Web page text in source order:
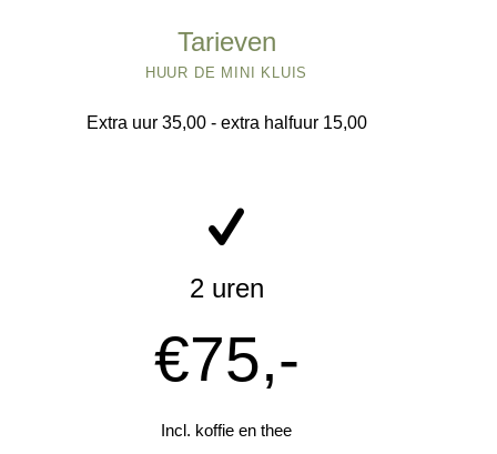
Tarieven
HUUR DE MINI KLUIS
Extra uur 35,00 - extra halfuur 15,00
2 uren
€75,-
Incl. koffie en thee